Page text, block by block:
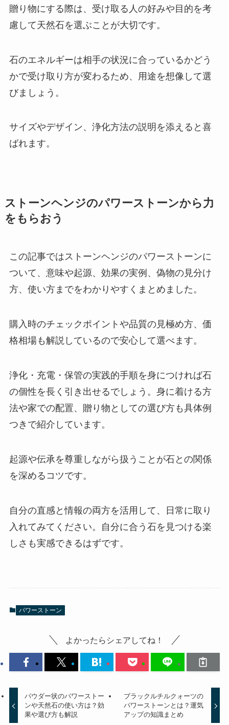
贈り物にする際は、受け取る人の好みや目的を考
慮して天然石を選ぶことが大切です。
石のエネルギーは相手の状況に合っているかどう
かで受け取り方が変わるため、用途を想像して選
びましょう。
サイズやデザイン、浄化方法の説明を添えると喜
ばれます。
ストーンヘンジのパワーストーンから力
をもらおう
この記事ではストーンヘンジのパワーストーンに
ついて、意味や起源、効果の実例、偽物の見分け
方、使い方までをわかりやすくまとめました。
購入時のチェックポイントや品質の見極め方、価
格相場も解説しているので安心して選べます。
浄化・充電・保管の実践的手順を身につければ石
の個性を長く引き出せるでしょう。身に着ける方
法や家での配置、贈り物としての選び方も具体例
つきで紹介しています。
起源や伝承を尊重しながら扱うことが石との関係
を深めるコツです。
自分の直感と情報の両方を活用して、日常に取り
入れてみてください。自分に合う石を見つける楽
しさも実感できるはずです。
パワーストーン
よかったらシェアしてね！
パウダー状のパワーストー
ンや天然石の使い方は？効
果や選び方も解説
ブラックルチルクォーツの
パワーストーンとは？運気
アップの知識まとめ